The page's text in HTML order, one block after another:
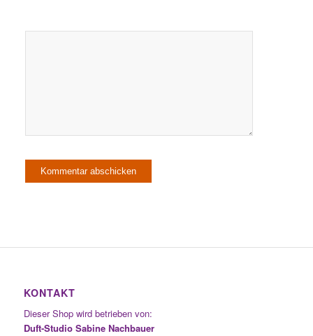
KONTAKT
Dieser Shop wird betrieben von:
Duft-Studio Sabine Nachbauer